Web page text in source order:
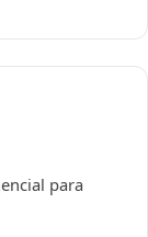
para